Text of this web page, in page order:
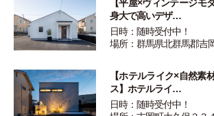
【平屋×ヴィンテージモ
身大で高いデザ…
日時：随時受付中！
場所：群馬県北群馬郡吉
【ホテルライク×自然素
ス】ホテルライ…
日時：随時受付中！